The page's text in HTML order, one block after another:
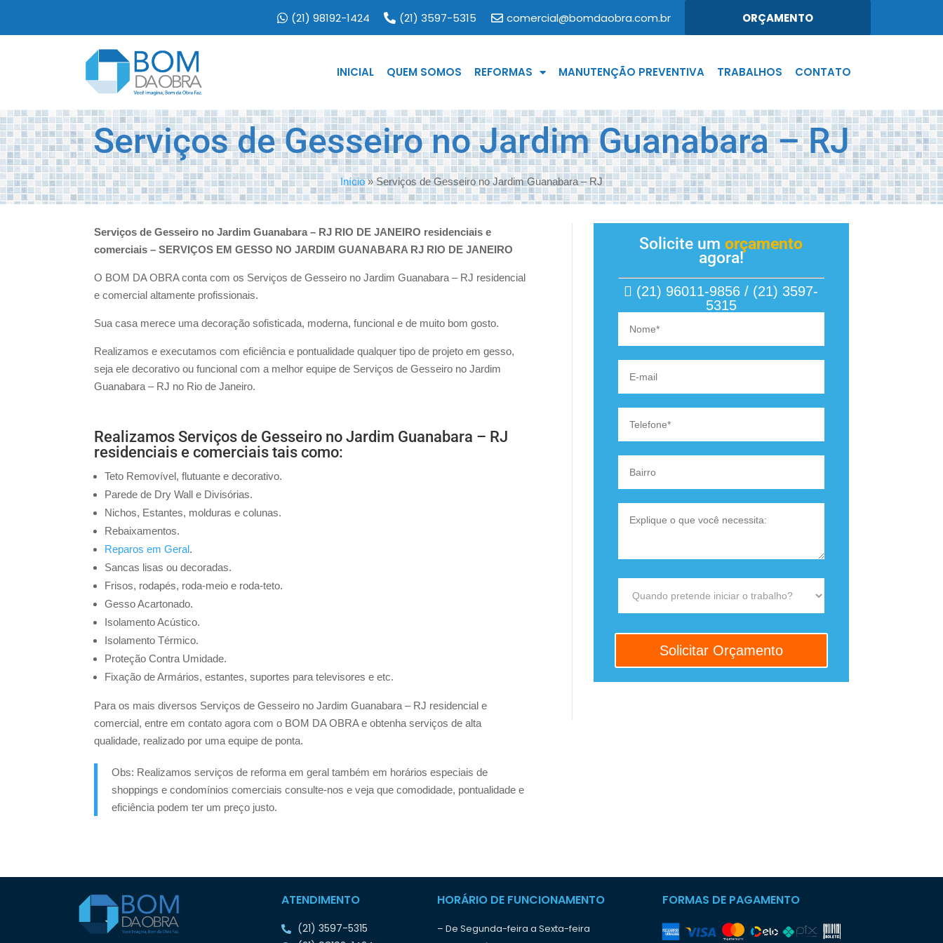
(21) 98192-1424 (21) 3597-5315 comercial@bomdaobra.com.br ORÇAMENTO
INICIAL QUEM SOMOS REFORMAS MANUTENÇÃO PREVENTIVA TRABALHOS CONTATO
Serviços de Gesseiro no Jardim Guanabara – RJ
Início»Serviços de Gesseiro no Jardim Guanabara – RJ
Serviços de Gesseiro no Jardim Guanabara – RJ RIO DE JANEIRO residenciais e
comerciais – SERVIÇOS EM GESSO NO JARDIM GUANABARA RJ RIO DE JANEIRO
O BOM DA OBRA conta com os Serviços de Gesseiro no Jardim Guanabara – RJ residencial
e comercial altamente profissionais.
Sua casa merece uma decoração sofisticada, moderna, funcional e de muito bom gosto.
Realizamos e executamos com eficiência e pontualidade qualquer tipo de projeto em gesso,
seja ele decorativo ou funcional com a melhor equipe de Serviços de Gesseiro no Jardim
Guanabara – RJ no Rio de Janeiro.
Realizamos Serviços de Gesseiro no Jardim Guanabara – RJ
residenciais e comerciais tais como:
Teto Removível, flutuante e decorativo.
Parede de Dry Wall e Divisórias.
Nichos, Estantes, molduras e colunas.
Rebaixamentos.
Reparos em Geral.
Sancas lisas ou decoradas.
Frisos, rodapés, roda-meio e roda-teto.
Gesso Acartonado.
Isolamento Acústico.
Isolamento Térmico.
Proteção Contra Umidade.
Fixação de Armários, estantes, suportes para televisores e etc.
Para os mais diversos Serviços de Gesseiro no Jardim Guanabara – RJ residencial e
comercial, entre em contato agora com o BOM DA OBRA e obtenha serviços de alta
qualidade, realizado por uma equipe de ponta.
Obs: Realizamos serviços de reforma em geral também em horários especiais de
shoppings e condomínios comerciais consulte-nos e veja que comodidade, pontualidade e
eficiência podem ter um preço justo.
Solicite umorçamento
agora!
(21) 96011-9856 / (21) 3597-
5315
ATENDIMENTO
(21) 3597-5315
HORÁRIO DE FUNCIONAMENTO
– De Segunda-feira a Sexta-feira
FORMAS DE PAGAMENTO